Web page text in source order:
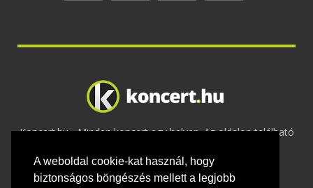
A weboldal cookie-kat használ, hogy
biztonságos böngészés mellett a legjobb
Koncert.hu - Minden koncert egy helyen. Az oldalon található
2020 Adatvédelem-ÁSZF-Felhasználási
feltételek-Webmaster- Kapcsolat és üzenet küldés